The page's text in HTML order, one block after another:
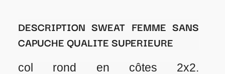
DESCRIPTION SWEAT FEMME SANS
CAPUCHE QUALITE SUPERIEURE
col rond en côtes 2x2.